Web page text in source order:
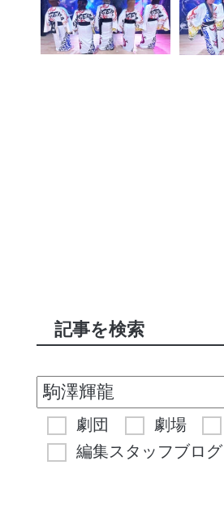
記事を検索
劇団 劇場
編集スタッフブログ